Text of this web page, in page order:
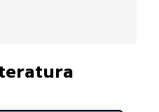
jsou fikce.